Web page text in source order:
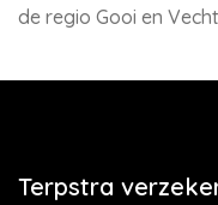
de regio Gooi en
Terpstra